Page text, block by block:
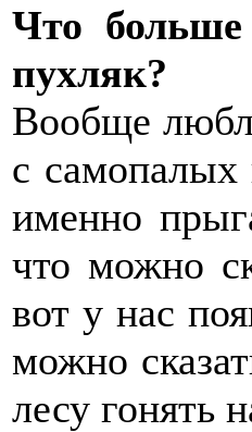
Что
пухляк?
Вообще
с самопалых
именно
что можно
вот у нас
можно
лесу гонять